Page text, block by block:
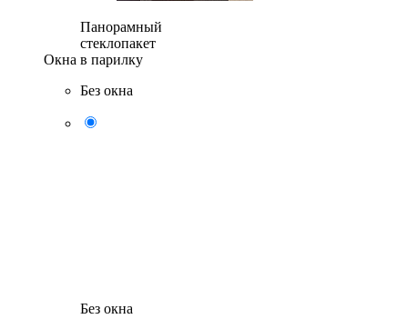
Панорамный
стеклопакет
Окна в парилку
Без окна
Без окна